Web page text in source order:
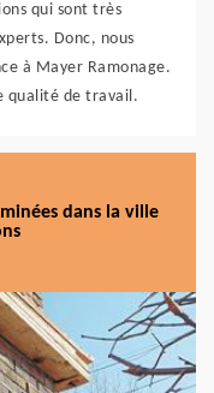
qui sont très
Donc, nous
à Mayer Ramonage.
qualité de travail.
dans la ville